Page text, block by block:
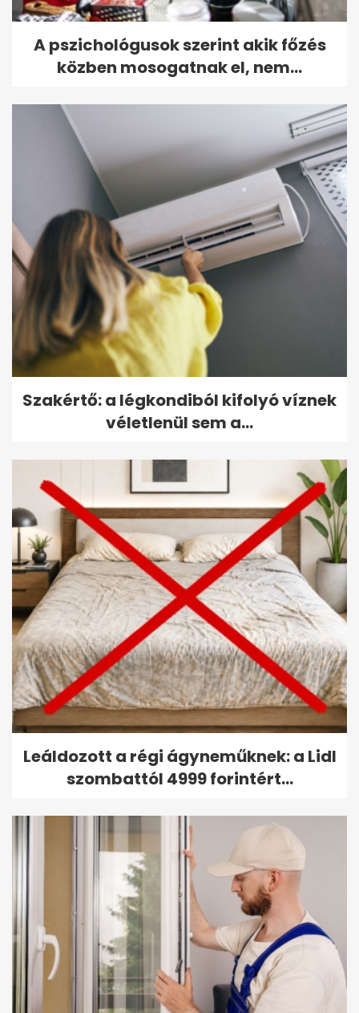
A pszichológusok szerint akik főzés
közben mosogatnak el, nem...
Szakértő: a légkondiból kifolyó víznek
véletlenül sem a...
Leáldozott a régi ágyneműknek: a Lidl
szombattól 4999 forintért...